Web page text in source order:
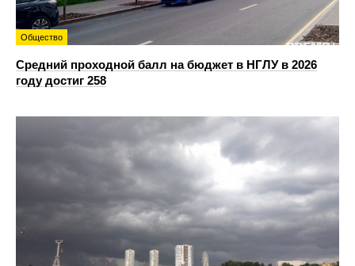
Общество
Средний проходной балл на бюджет в НГЛУ в 2026
году достиг 258